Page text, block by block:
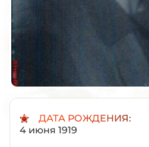
ДАТА РОЖДЕНИЯ:
4 июня 1919